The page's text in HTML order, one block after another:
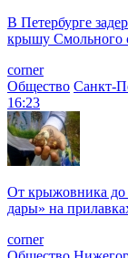
В Петербурге
крышу Смольного
corner
Общество Санкт-
16:23
От крыжовника до
дары» на
corner